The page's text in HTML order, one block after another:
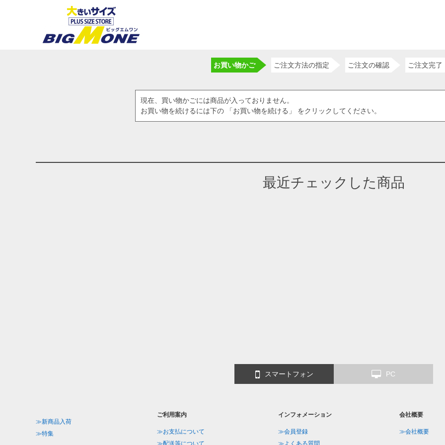
お買い物かご ご注文方法の指定 ご注文の確認 ご注文完了
現在、買い物かごには商品が入っておりません。
お買い物を続けるには下の 「お買い物を続ける」 をクリックしてください。
最近チェックした商品
スマートフォン PC
≫新商品入荷
≫特集
ご利用案内
≫お支払について
≫配送等について
インフォメーション
≫会員登録
≫よくある質問
会社概要
≫会社概要